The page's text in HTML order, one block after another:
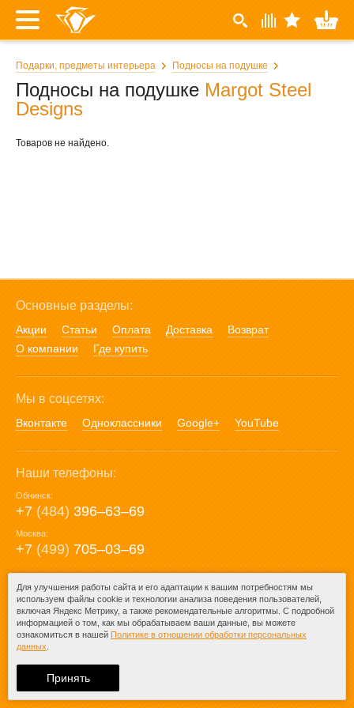
Подарки, предметы интерьера Подносы на подушке
Подносы на подушке Margot Steel
Designs
Товаров не найдено.
Основные разделы:
Акции Статьи Оплата Доставка
Возврат
О компании
Где купить
Мы в соцсетях:
Вконтакте Одноклассники Google+ YouTube
Наши телефоны:
Обнинск:
+7 (484) 396‒63‒69
Москва:
+7 (499) 705‒03‒69
E-mail:
mail@posuda40.ru
При любом копировании информации
ссылка на
Для улучшения работы сайта и его адаптации к вашим потребностям мы
используем файлы cookie и технологии анализа поведения пользователей,
включая Яндекс Метрику, а также рекомендательные алгоритмы. С подробной
информацией о том, как мы обрабатываем ваши данные, вы можете
ознакомиться в нашей Политике в отношении обработки персональных
данных
Принять